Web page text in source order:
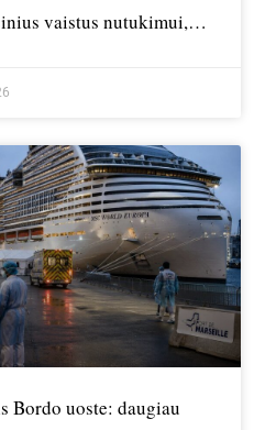
vaistus nutukimui,
ligoms gydyti
Bordo uoste: daugiau